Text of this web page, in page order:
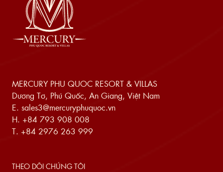
MERCURY PHU QUOC RESORT & VILLAS
Dương Tơ, Phú Quốc, An Giang, Việt Nam
E. sales3@mercuryphuquoc.vn
H. +84 793 908 008
T. +84 2976 263 999
THEO DÕI CHÚNG TÔI